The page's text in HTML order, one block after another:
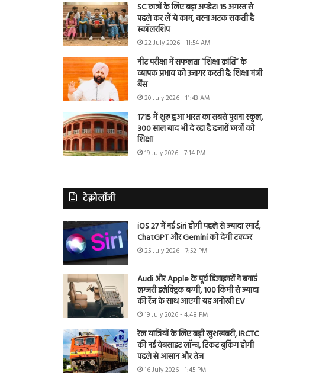
SC छात्रों के लिए बड़ा अपडेट! 15 अगस्त से
पहले कर लें ये काम, वरना अटक सकती है
स्कॉलरशिप
22 July 2026 - 11:54 AM
नीट परीक्षा में सफलता “शिक्षा क्रांति” के
व्यापक प्रभाव को उजागर करती है: शिक्षा मंत्री
बैंस
20 July 2026 - 11:43 AM
1715 में शुरू हुआ भारत का सबसे पुराना स्कूल,
300 साल बाद भी दे रहा है हजारों छात्रों को
शिक्षा
19 July 2026 - 7:14 PM
टेक्नोलॉजी
iOS 27 में नई Siri होगी पहले से ज्यादा स्मार्ट,
ChatGPT और Gemini को देगी टक्कर
25 July 2026 - 7:52 PM
Audi और Apple के पूर्व डिजाइनरों ने बनाई
लग्जरी इलेक्ट्रिक बग्गी, 100 किमी से ज्यादा
की रेंज के साथ आएगी यह अनोखी EV
19 July 2026 - 4:48 PM
रेल यात्रियों के लिए बड़ी खुशखबरी, IRCTC
की नई वेबसाइट लॉन्च, टिकट बुकिंग होगी
पहले से आसान और तेज
16 July 2026 - 1:45 PM